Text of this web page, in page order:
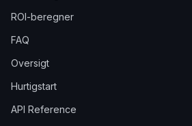
ROI-beregner
FAQ
Oversigt
Hurtigstart
API Reference